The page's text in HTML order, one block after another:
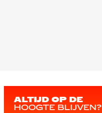
ALTIJD OP DE
HOOGTE BLIJVEN?